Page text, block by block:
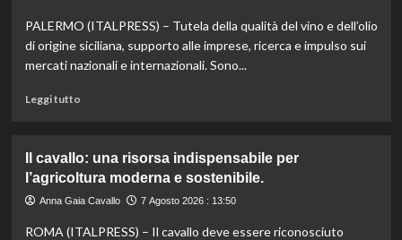
come
le
vite
umanitari”.
PALERMO (ITALPRESS) – Tutela della qualità del vino e dell’olio
di origine siciliana, supporto alle imprese, ricerca e impulso sui
mercati nazionali e internazionali. Sono...
Leggi tuttoLeggi
Controllo
qualità
olio
vino:
Il cavallo: una risorsa indispensabile per
l’agricoltura moderna e sostenibile.
Anna Gaia Cavallo 7 Agosto 2026 : 13:50
ROMA (ITALPRESS) – Il cavallo deve essere riconosciuto